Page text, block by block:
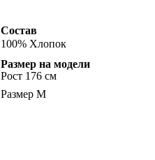
Состав
100% Хлопок
Размер на модели
Рост 176 см
Размер M